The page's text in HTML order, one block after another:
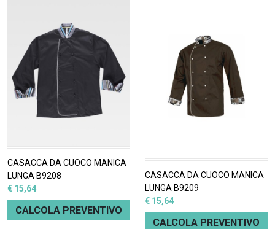
CASACCA DA CUOCO MANICA
LUNGA B9208
€ 15,64
CALCOLA PREVENTIVO
CASACCA DA CUOCO MANICA
LUNGA B9209
€ 15,64
CALCOLA PREVENTIVO